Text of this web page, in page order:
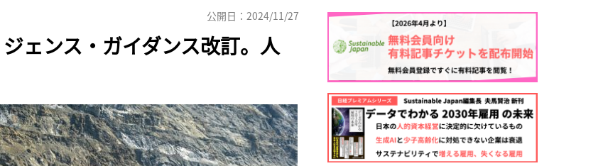
公開日：2024/11/27
ェンス・ガイダンス改訂。人